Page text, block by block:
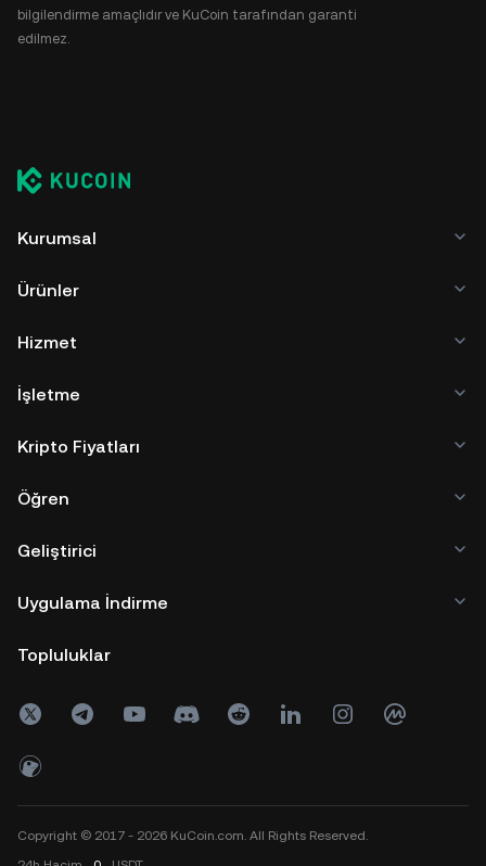
bilgilendirme amaçlıdır ve KuCoin tarafından garanti
edilmez.
Kurumsal
Ürünler
Hizmet
İşletme
Kripto Fiyatları
Öğren
Geliştirici
Uygulama İndirme
Topluluklar
Copyright © 2017 - 2026 KuCoin.com. All Rights Reserved.